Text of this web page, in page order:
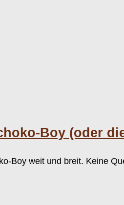
Boy (oder
Boy weit und breit. Keine